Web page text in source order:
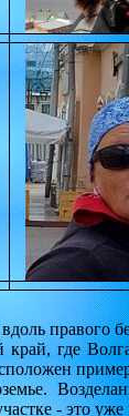
край, где
- это